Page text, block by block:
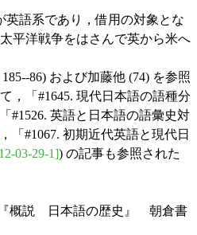
語系であり，借用の対象とな
平洋戦争をはさんで英から米へ
86) および加藤他 (74) を参照
，「#1645. 現代日本語の語種分
#1526. 英語と日本語の語彙史対
「#1067. 初期近代英語と現代日
03-29-1]) の記事も参照された
概説 日本語の歴史』 朝倉書